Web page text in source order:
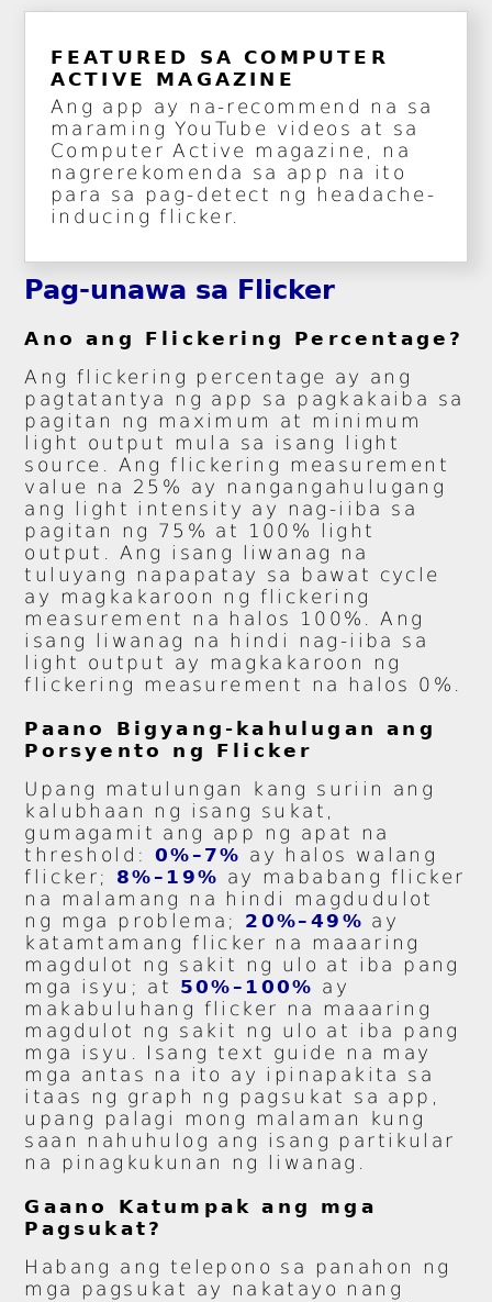
FEATURED SA COMPUTER
ACTIVE MAGAZINE
Ang app ay na-recommend na sa
maraming YouTube videos at sa
Computer Active magazine, na
nagrerekomenda sa app na ito
para sa pag-detect ng headache-
inducing flicker.
Pag-unawa sa Flicker
Ano ang Flickering Percentage?
Ang flickering percentage ay ang
pagtatantya ng app sa pagkakaiba sa
pagitan ng maximum at minimum
light output mula sa isang light
source. Ang flickering measurement
value na 25% ay nangangahulugang
ang light intensity ay nag-iiba sa
pagitan ng 75% at 100% light
output. Ang isang liwanag na
tuluyang napapatay sa bawat cycle
ay magkakaroon ng flickering
measurement na halos 100%. Ang
isang liwanag na hindi nag-iiba sa
light output ay magkakaroon ng
flickering measurement na halos 0%.
Paano Bigyang-kahulugan ang
Porsyento ng Flicker
Upang matulungan kang suriin ang
kalubhaan ng isang sukat,
gumagamit ang app ng apat na
threshold: 0%–7% ay halos walang
flicker; 8%–19% ay mababang flicker
na malamang na hindi magdudulot
ng mga problema; 20%–49% ay
katamtamang flicker na maaaring
magdulot ng sakit ng ulo at iba pang
mga isyu; at 50%–100% ay
makabuluhang flicker na maaaring
magdulot ng sakit ng ulo at iba pang
mga isyu. Isang text guide na may
mga antas na ito ay ipinapakita sa
itaas ng graph ng pagsukat sa app,
upang palagi mong malaman kung
saan nahuhulog ang isang partikular
na pinagkukunan ng liwanag.
Gaano Katumpak ang mga
Pagsukat?
Habang ang telepono sa panahon ng
mga pagsukat ay nakatayo nang